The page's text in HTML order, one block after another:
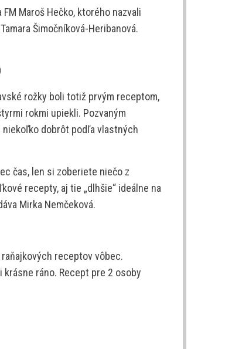
Maroš Hečko, ktorého nazvali
Šimočníková-Heribanová.
rožky boli totiž prvým receptom,
rokmi upiekli. Pozvaným
dobrôt podľa vlastných
čas, len si zoberiete niečo z
recepty, aj tie „dlhšie“ ideálne na
Mirka Nemčeková.
receptov vôbec.
ráno. Recept pre 2 osoby